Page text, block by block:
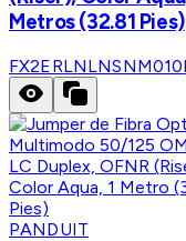
Metros (32.81 Pies)
FX2ERLNLNSNM010
PANDUIT